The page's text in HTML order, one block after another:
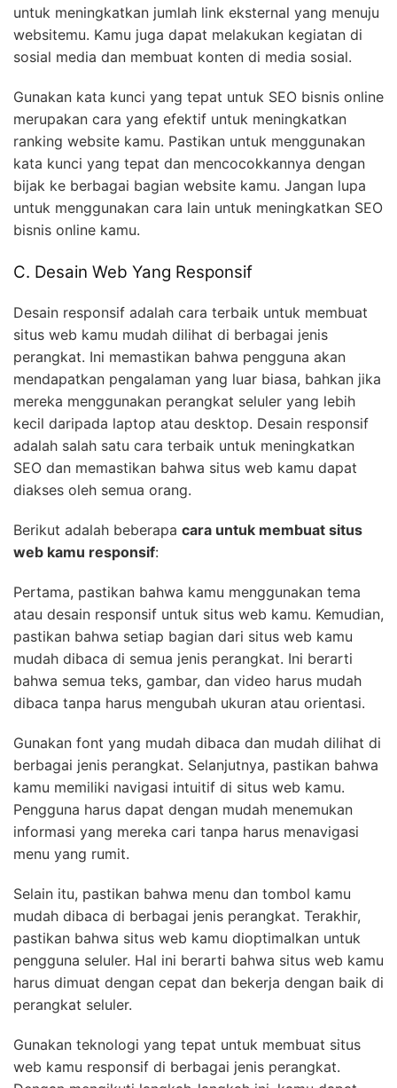
untuk meningkatkan jumlah link eksternal yang menuju
websitemu. Kamu juga dapat melakukan kegiatan di
sosial media dan membuat konten di media sosial.
Gunakan kata kunci yang tepat untuk SEO bisnis online
merupakan cara yang efektif untuk meningkatkan
ranking website kamu. Pastikan untuk menggunakan
kata kunci yang tepat dan mencocokkannya dengan
bijak ke berbagai bagian website kamu. Jangan lupa
untuk menggunakan cara lain untuk meningkatkan SEO
bisnis online kamu.
C. Desain Web Yang Responsif
Desain responsif adalah cara terbaik untuk membuat
situs web kamu mudah dilihat di berbagai jenis
perangkat. Ini memastikan bahwa pengguna akan
mendapatkan pengalaman yang luar biasa, bahkan jika
mereka menggunakan perangkat seluler yang lebih
kecil daripada laptop atau desktop. Desain responsif
adalah salah satu cara terbaik untuk meningkatkan
SEO dan memastikan bahwa situs web kamu dapat
diakses oleh semua orang.
Berikut adalah beberapa cara untuk membuat situs
web kamu responsif:
Pertama, pastikan bahwa kamu menggunakan tema
atau desain responsif untuk situs web kamu. Kemudian,
pastikan bahwa setiap bagian dari situs web kamu
mudah dibaca di semua jenis perangkat. Ini berarti
bahwa semua teks, gambar, dan video harus mudah
dibaca tanpa harus mengubah ukuran atau orientasi.
Gunakan font yang mudah dibaca dan mudah dilihat di
berbagai jenis perangkat. Selanjutnya, pastikan bahwa
kamu memiliki navigasi intuitif di situs web kamu.
Pengguna harus dapat dengan mudah menemukan
informasi yang mereka cari tanpa harus menavigasi
menu yang rumit.
Selain itu, pastikan bahwa menu dan tombol kamu
mudah dibaca di berbagai jenis perangkat. Terakhir,
pastikan bahwa situs web kamu dioptimalkan untuk
pengguna seluler. Hal ini berarti bahwa situs web kamu
harus dimuat dengan cepat dan bekerja dengan baik di
perangkat seluler.
Gunakan teknologi yang tepat untuk membuat situs
web kamu responsif di berbagai jenis perangkat.